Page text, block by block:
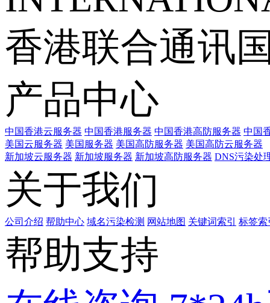
香港联合通讯
产品中心
中国香港云服务器 中国香港服务器 中国香港高防服务器 中国
美国云服务器 美国服务器 美国高防服务器 美国高防云服务器
新加坡云服务器 新加坡服务器 新加坡高防服务器 DNS污染处
关于我们
公司介绍 帮助中心 域名污染检测 网站地图 关键词索引 标签索
帮助支持